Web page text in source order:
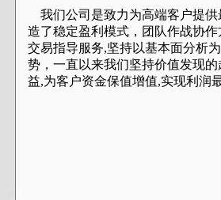
我们公司是致力为高端客户提
造了稳定盈利模式，团队作战协
交易指导服务,坚持以基本面分析
势，一直以来我们坚持价值发现
益,为客户资金保值增值,实现利润